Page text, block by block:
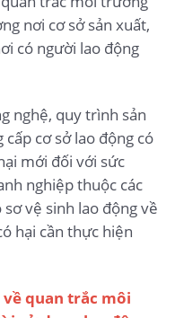
nơi cơ sở sản xuất,
có người lao động
nghệ, quy trình sản
cơ sở lao động có
mới đối với sức
nghiệp thuộc các
vệ sinh lao động về
hại cần thực hiện
quan trắc môi